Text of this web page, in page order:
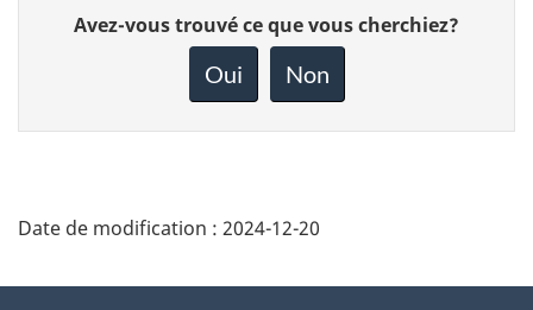
Donnez
votre
page
Avez-vous trouvé ce que vous cherchiez?
Oui Non
Date de modification : 2024-12-20